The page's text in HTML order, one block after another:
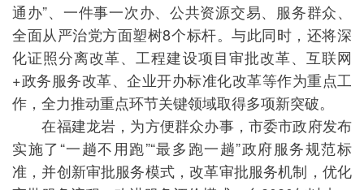
通办”、一件事一次办、公共资源交易、服务群众、
全面从严治党方面塑树8个标杆。与此同时，还将深
化证照分离改革、工程建设项目审批改革、互联网
+政务服务改革、企业开办标准化改革等作为重点工
作，全力推动重点环节关键领域取得多项新突破。
在福建龙岩，为方便群众办事，市委市政府发布
实施了“一趟不用跑”“最多跑一趟”政府服务规范标
准，并创新审批服务模式，改革审批服务机制，优化